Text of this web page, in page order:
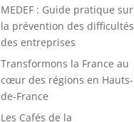
MEDEF : Guide pratique sur
la prévention des difficultés
des entreprises
Transformons la France au
cœur des régions en Hauts-
de-France
Les Cafés de la